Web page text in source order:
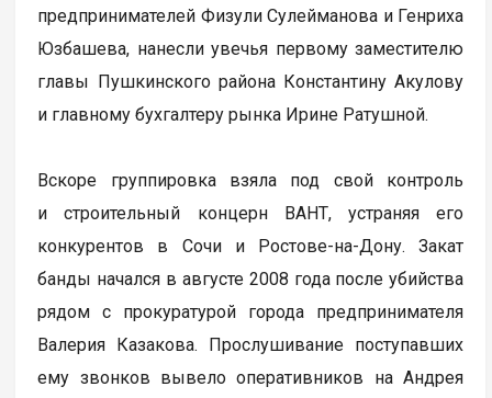
предпринимателей Физули Сулейманова и Генриха
Юзбашева, нанесли увечья первому заместителю
главы Пушкинского района Константину Акулову
и главному бухгалтеру рынка Ирине Ратушной.
Вскоре группировка взяла под свой контроль
и строительный концерн ВАНТ, устраняя его
конкурентов в Сочи и Ростове-на-Дону. Закат
банды начался в августе 2008 года после убийства
рядом с прокуратурой города предпринимателя
Валерия Казакова. Прослушивание поступавших
ему звонков вывело оперативников на Андрея